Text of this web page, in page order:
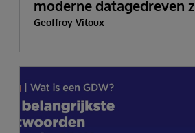
moderne datagedreven
Geoffroy Vitoux